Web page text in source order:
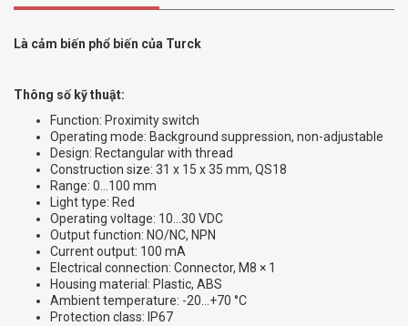
Là cảm biến phổ biến của Turck
Thông số kỹ thuật:
Function: Proximity switch
Operating mode: Background suppression, non-adjustable
Design: Rectangular with thread
Construction size: 31 x 15 x 35 mm, QS18
Range: 0…100 mm
Light type: Red
Operating voltage: 10…30 VDC
Output function: NO/NC, NPN
Current output: 100 mA
Electrical connection: Connector, M8 × 1
Housing material: Plastic, ABS
Ambient temperature: -20…+70 °C
Protection class: IP67